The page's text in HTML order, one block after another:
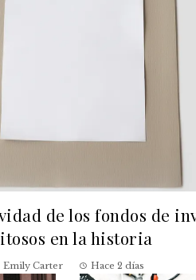
de los fondos de
en la historia
Emily Carter Hace 2 días